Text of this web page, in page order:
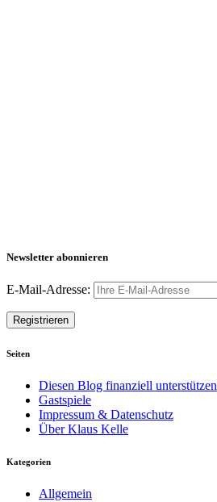
Newsletter abonnieren
E-Mail-Adresse:
Seiten
Diesen Blog finanziell unterstützen
Gastspiele
Impressum & Datenschutz
Über Klaus Kelle
Kategorien
Allgemein